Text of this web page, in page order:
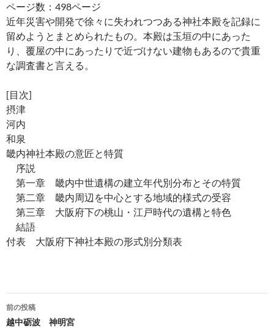
ページ数：498ページ
近年災害や開発で徐々に失われつつある神社本殿を記録に
留めようとまとめられたもの。本殿は玉垣の中にあった
り、覆屋の中にあったりで近づけない建物もあるので貴重
な調査書と言える。
[目次]
摂津
河内
和泉
畿内神社本殿の意匠と特質
序説
第一章 畿内中世遺構の建立年代別分布とその特質
第二章 畿内周辺を中心とする地域的様式の受容
第三章 大阪府下の桃山・江戸時代の遺構と特色
結語
付表 大阪府下神社本殿の形式別分類表
投
稿
前の投稿
越中砺波 神明宮